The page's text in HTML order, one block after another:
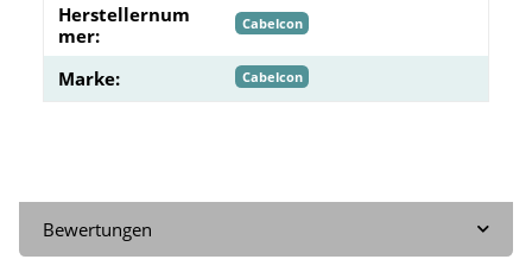
Herstellernum
mer:
Cabelcon
Marke: Cabelcon
Bewertungen